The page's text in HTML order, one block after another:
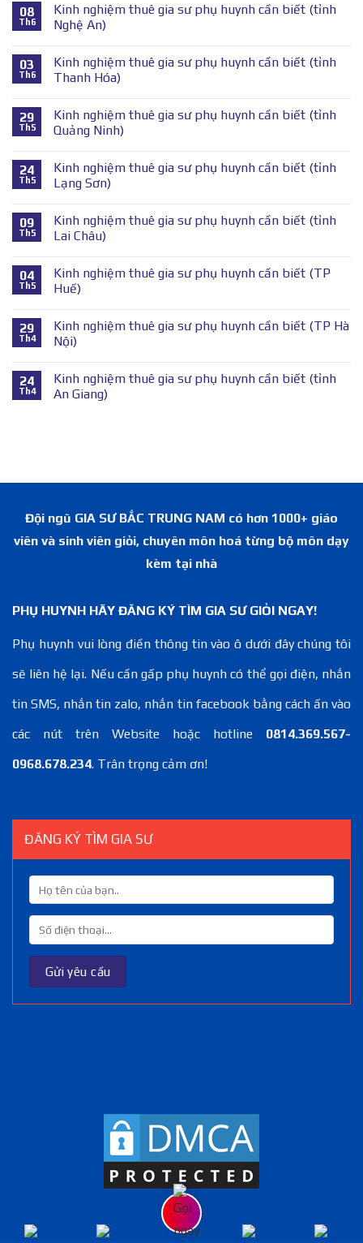
08
Th6
Kinh nghiệm thuê gia sư phụ huynh cần biết (tỉnh
Nghệ An)
03
Th6
Kinh nghiệm thuê gia sư phụ huynh cần biết (tỉnh
Thanh Hóa)
29
Th5
Kinh nghiệm thuê gia sư phụ huynh cần biết (tỉnh
Quảng Ninh)
24
Th5
Kinh nghiệm thuê gia sư phụ huynh cần biết (tỉnh
Lạng Sơn)
09
Th5
Kinh nghiệm thuê gia sư phụ huynh cần biết (tỉnh
Lai Châu)
04
Th5
Kinh nghiệm thuê gia sư phụ huynh cần biết (TP
Huế)
29
Th4
Kinh nghiệm thuê gia sư phụ huynh cần biết (TP Hà
Nội)
24
Th4
Kinh nghiệm thuê gia sư phụ huynh cần biết (tỉnh
An Giang)
Đội ngũ GIA SƯ BẮC TRUNG NAM có hơn 1000+ giáo
viên và sinh viên giỏi, chuyên môn hoá từng bộ môn dạy
kèm tại nhà
PHỤ HUYNH HÃY ĐĂNG KÝ TÌM GIA SƯ GIỎI NGAY!
Phụ huynh vui lòng điền thông tin vào ô dưới đây chúng tôi
sẽ liên hệ lại. Nếu cần gấp phụ huynh có thể gọi điện, nhắn
tin SMS, nhắn tin zalo, nhắn tin facebook bằng cách ấn vào
các nút trên Website hoặc hotline 0814.369.567-
0968.678.234. Trân trọng cảm ơn!
ĐĂNG KÝ TÌM GIA SƯ